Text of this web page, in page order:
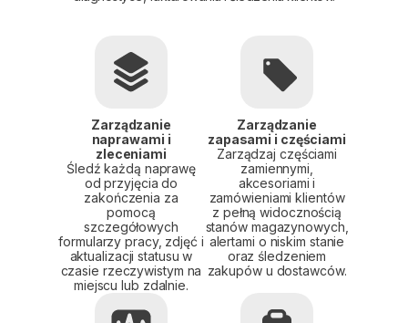
Zarządzanie
naprawami i
zleceniami
Śledź każdą naprawę
od przyjęcia do
zakończenia za
pomocą
szczegółowych
formularzy pracy, zdjęć i
aktualizacji statusu w
czasie rzeczywistym na
miejscu lub zdalnie.
Zarządzanie
zapasami i częściami
Zarządzaj częściami
zamiennymi,
akcesoriami i
zamówieniami klientów
z pełną widocznością
stanów magazynowych,
alertami o niskim stanie
oraz śledzeniem
zakupów u dostawców.